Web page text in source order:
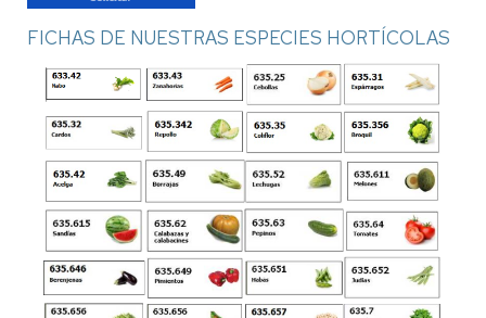
FICHAS DE NUESTRAS ESPECIES HORTÍCOLAS